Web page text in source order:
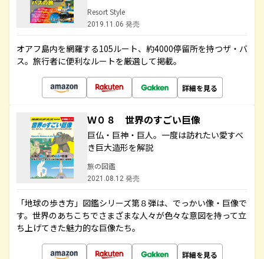
Resort Style
2019.11.06 発売
オアフ島内を網羅する105ルート、約4000停留所を持つザ・バ
ス。旅行者に便利なルートを厳選して掲載。
詳細を見る
Ｗ０８ 世界のすごい巨像
巨仏・巨神・巨人。一度は訪れたい愛すべ
き巨大造形を解説
旅の図鑑
2021.08.12 発売
「地球の歩き方」図鑑シリーズ第８弾は、でっかい像・巨像で
す。世界のあちこちでさまざまな人々が色々な意図を持って立
ち上げてきた魅力的な巨像たち。
詳細を見る